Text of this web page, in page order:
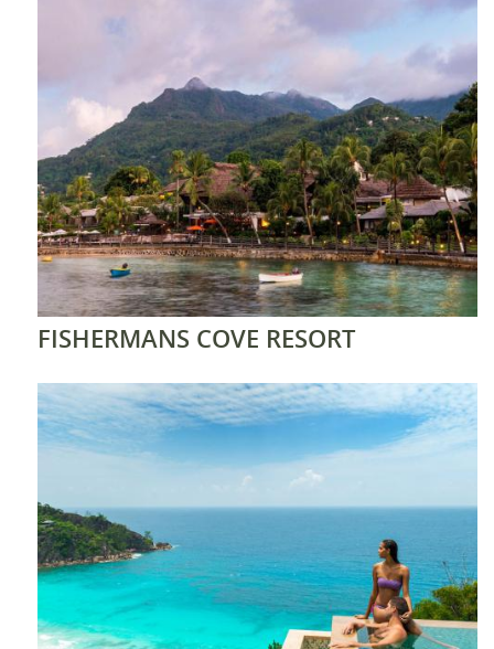
FISHERMANS COVE RESORT